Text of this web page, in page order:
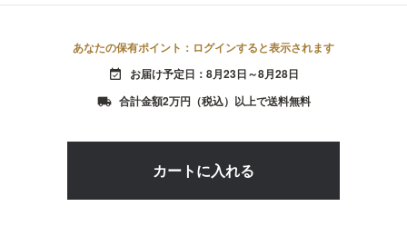
あなたの保有ポイント：ログインすると表示されます
event_available お届け予定日：8月23日～8月28日
local_shipping 合計金額2万円（税込）以上で送料無料